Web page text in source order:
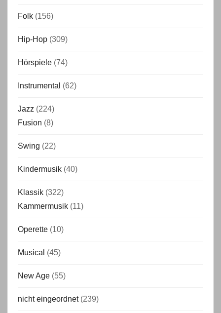
Folk (156)
Hip-Hop (309)
Hörspiele (74)
Instrumental (62)
Jazz (224)
Fusion (8)
Swing (22)
Kindermusik (40)
Klassik (322)
Kammermusik (11)
Operette (10)
Musical (45)
New Age (55)
nicht eingeordnet (239)